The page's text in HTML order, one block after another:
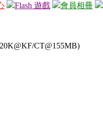
Flash 遊戲 會員相冊
CT@155MB)